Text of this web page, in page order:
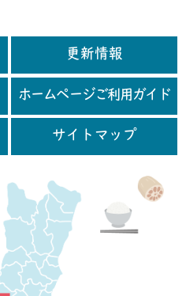
更新情報
ホームページご利用ガイド
サイトマップ